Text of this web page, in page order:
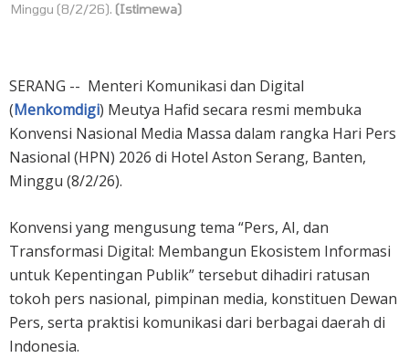
Minggu (8/2/26). (Istimewa)
SERANG -- Menteri Komunikasi dan Digital
(Menkomdigi) Meutya Hafid secara resmi membuka
Konvensi Nasional Media Massa dalam rangka Hari Pers
Nasional (HPN) 2026 di Hotel Aston Serang, Banten,
Minggu (8/2/26).
Konvensi yang mengusung tema “Pers, AI, dan
Transformasi Digital: Membangun Ekosistem Informasi
untuk Kepentingan Publik” tersebut dihadiri ratusan
tokoh pers nasional, pimpinan media, konstituen Dewan
Pers, serta praktisi komunikasi dari berbagai daerah di
Indonesia.